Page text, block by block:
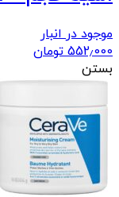
موجود در انبار
552٫000 تومان
بستن